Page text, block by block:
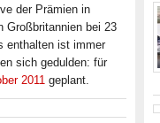
der Prämien in
Großbritannien bei 23
enthalten ist immer
sich gedulden: für
2011 geplant.